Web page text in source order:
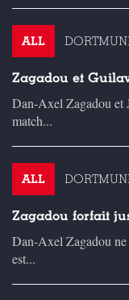
ALL
Zagadou et
Dan-Axel Zagadou et
match...
ALL
Zagadou forfait
Dan-Axel Zagadou
est...